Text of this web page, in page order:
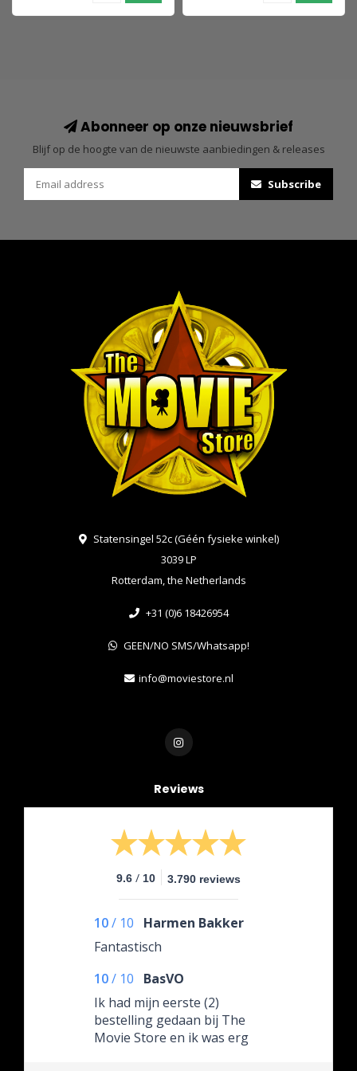
Abonneer op onze nieuwsbrief
Blijf op de hoogte van de nieuwste aanbiedingen & releases
Subscribe
Statensingel 52c (Géén fysieke winkel)
3039 LP
Rotterdam, the Netherlands
+31 (0)6 18426954
GEEN/NO SMS/Whatsapp!
info@moviestore.nl
Reviews
9.6 / 10 3.790 reviews
10/ 10
Harmen Bakker
Fantastisch
10/ 10
BasVO
Ik had mijn eerste (2)
bestelling gedaan bij The
Movie Store en ik was erg